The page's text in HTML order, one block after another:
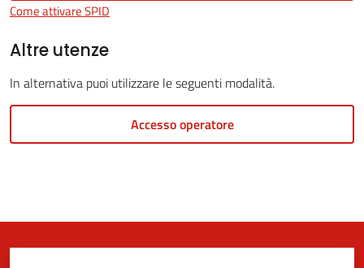
on-
gli
Come attivare SPID
Altre utenze
In alternativa puoi utilizzare le seguenti modalità.
Accesso operatore